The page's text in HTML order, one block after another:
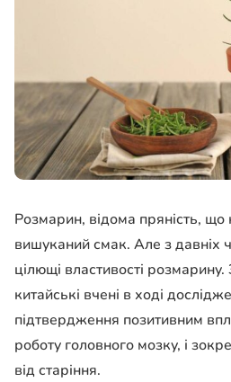
Розмарин, відома пряність, що
вишуканий смак. Але з давніх
цілющі властивості
китайські вчені в ході
підтвердження позитивним
роботу головного мозку, і
від старіння.